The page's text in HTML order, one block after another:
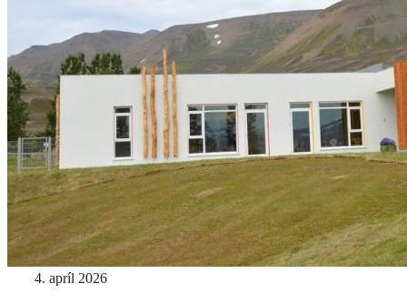
4. apríl 2026